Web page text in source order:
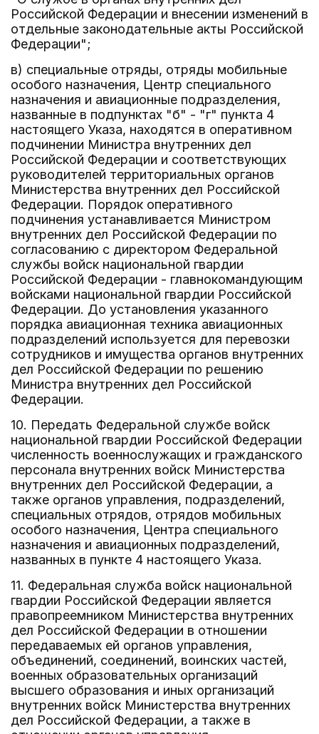
Российской Федерации и внесении изменений в
отдельные законодательные акты Российской
Федерации";
в) специальные отряды, отряды мобильные
особого назначения, Центр специального
назначения и авиационные подразделения,
названные в подпунктах "б" - "г" пункта 4
настоящего Указа, находятся в оперативном
подчинении Министра внутренних дел
Российской Федерации и соответствующих
руководителей территориальных органов
Министерства внутренних дел Российской
Федерации. Порядок оперативного
подчинения устанавливается Министром
внутренних дел Российской Федерации по
согласованию с директором Федеральной
службы войск национальной гвардии
Российской Федерации - главнокомандующим
войсками национальной гвардии Российской
Федерации. До установления указанного
порядка авиационная техника авиационных
подразделений используется для перевозки
сотрудников и имущества органов внутренних
дел Российской Федерации по решению
Министра внутренних дел Российской
Федерации.
10. Передать Федеральной службе войск
национальной гвардии Российской Федерации
численность военнослужащих и гражданского
персонала внутренних войск Министерства
внутренних дел Российской Федерации, а
также органов управления, подразделений,
специальных отрядов, отрядов мобильных
особого назначения, Центра специального
назначения и авиационных подразделений,
названных в пункте 4 настоящего Указа.
11. Федеральная служба войск национальной
гвардии Российской Федерации является
правопреемником Министерства внутренних
дел Российской Федерации в отношении
передаваемых ей органов управления,
объединений, соединений, воинских частей,
военных образовательных организаций
высшего образования и иных организаций
внутренних войск Министерства внутренних
дел Российской Федерации, а также в